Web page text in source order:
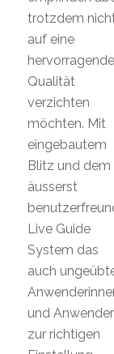
trotzdem
auf eine
hervorragende
Qualität
verzichten
möchten. Mit
eingebautem
Blitz und dem
äusserst
Live Guide
System das
auch
und Anwender
zur richtigen